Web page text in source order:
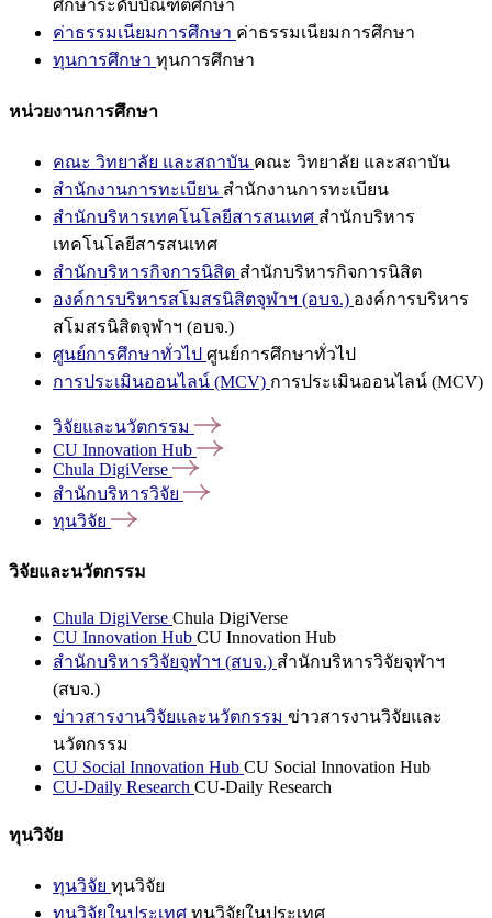
ศึกษาระดับบัณฑิตศึกษา
ค่าธรรมเนียมการศึกษา ค่าธรรมเนียมการศึกษา
ทุนการศึกษา ทุนการศึกษา
หน่วยงานการศึกษา
คณะ วิทยาลัย และสถาบัน คณะ วิทยาลัย และสถาบัน
สำนักงานการทะเบียน สำนักงานการทะเบียน
สำนักบริหารเทคโนโลยีสารสนเทศ สำนักบริหาร
เทคโนโลยีสารสนเทศ
สำนักบริหารกิจการนิสิต สำนักบริหารกิจการนิสิต
องค์การบริหารสโมสรนิสิตจุฬาฯ (อบจ.) องค์การบริหาร
สโมสรนิสิตจุฬาฯ (อบจ.)
ศูนย์การศึกษาทั่วไป ศูนย์การศึกษาทั่วไป
การประเมินออนไลน์ (MCV) การประเมินออนไลน์ (MCV)
วิจัยและนวัตกรรม
CU Innovation Hub
Chula DigiVerse
สำนักบริหารวิจัย
ทุนวิจัย
วิจัยและนวัตกรรม
Chula DigiVerse Chula DigiVerse
CU Innovation Hub CU Innovation Hub
สำนักบริหารวิจัยจุฬาฯ (สบจ.) สำนักบริหารวิจัยจุฬาฯ
(สบจ.)
ข่าวสารงานวิจัยและนวัตกรรม ข่าวสารงานวิจัยและ
นวัตกรรม
CU Social Innovation Hub CU Social Innovation Hub
CU-Daily Research CU-Daily Research
ทุนวิจัย
ทุนวิจัย ทุนวิจัย
ทุนวิจัยในประเทศ ทุนวิจัยในประเทศ